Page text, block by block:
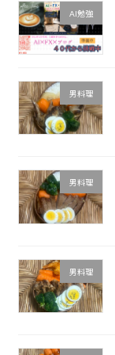
AI勉強
男料理
男料理
男料理